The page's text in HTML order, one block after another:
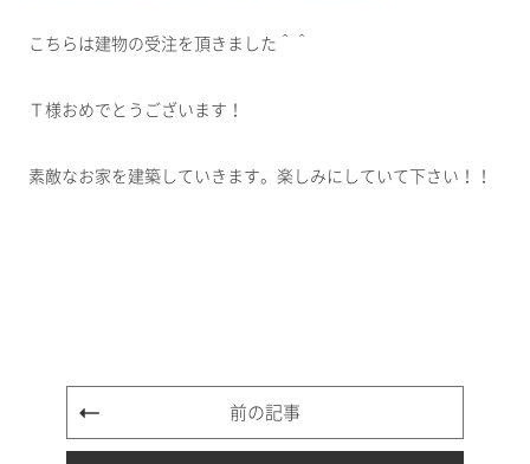
こちらは建物の受注を頂きました＾＾
Ｔ様おめでとうございます！
素敵なお家を建築していきます。楽しみにしていて下さい！！
前の記事